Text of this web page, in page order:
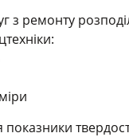
з ремонту